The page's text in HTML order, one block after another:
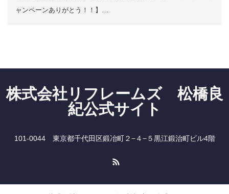
ャンペーンありがとう！！】…
株式会社リフレームズ 松橋良
紀公式サイト
101-0044 東京都千代田区鍛冶町２−４−５黒江鍛治町ビル4階